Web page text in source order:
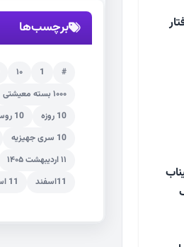
برچسب‌ها
#
1 ۱۰
۱۰۰۰ بسته معیشتی
10 روزه
10 روستا
10 سری جهیزیه
۱۱ اردیبهشت ۱۴۰۵
11اسفند
11 اسفندماه